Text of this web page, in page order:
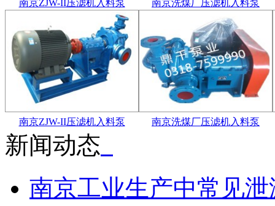
南京ZJW-II压滤机入料泵 南京洗煤厂压滤机入料泵
南京ZJW-II压滤机入料泵 南京洗煤厂压滤机入料泵
新闻动态
南京工业生产中常见泄